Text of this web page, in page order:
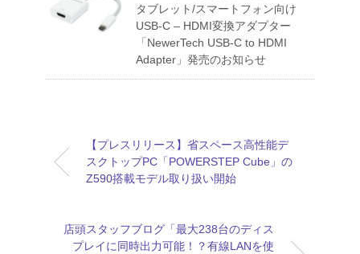
タブレット/スマートフォン向け
USB-C – HDMI変換アダプター
「NewerTech USB-C to HDMI
Adapter」発売のお知らせ
【プレスリリース】省スペース高性能デ
スクトップPC「POWERSTEP Cube」の
Z590搭載モデル取り扱い開始
店頭スタッフブログ「最大238台のディス
プレイに同時出力可能！？有線LANを使